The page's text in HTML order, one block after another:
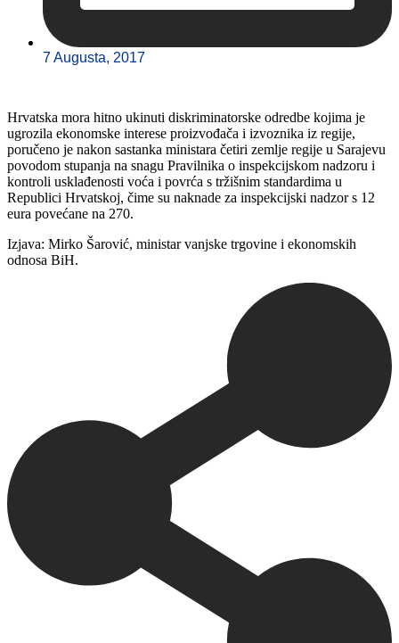
7 Augusta, 2017
Hrvatska mora hitno ukinuti diskriminatorske odredbe kojima je
ugrozila ekonomske interese proizvođača i izvoznika iz regije,
poručeno je nakon sastanka ministara četiri zemlje regije u Sarajevu
povodom stupanja na snagu Pravilnika o inspekcijskom nadzoru i
kontroli usklađenosti voća i povrća s tržišnim standardima u
Republici Hrvatskoj, čime su naknade za inspekcijski nadzor s 12
eura povećane na 270.
Izjava: Mirko Šarović, ministar vanjske trgovine i ekonomskih
odnosa BiH.